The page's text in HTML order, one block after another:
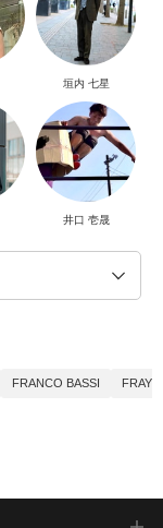
垣内 七星
井口 壱晟
FRANCO BASSI FRAY